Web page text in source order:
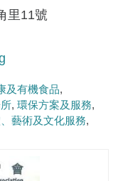
里11號
及有機食品
環保方案及服務
藝術及文化服務